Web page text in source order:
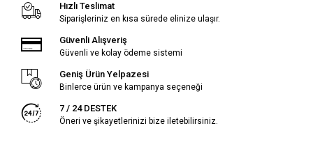
Hızlı Teslimat
Siparişleriniz en kısa sürede elinize ulaşır.
Güvenli Alışveriş
Güvenli ve kolay ödeme sistemi
Geniş Ürün Yelpazesi
Binlerce ürün ve kampanya seçeneği
7 / 24 DESTEK
Öneri ve şikayetlerinizi bize iletebilirsiniz.